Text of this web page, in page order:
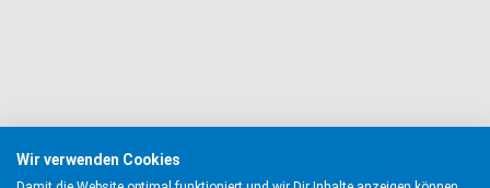
Wir verwenden Cookies